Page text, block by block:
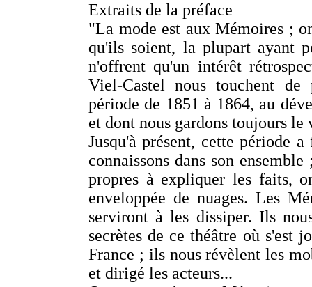
Extraits de la préface
"La mode est aux Mémoires ;
qu'ils soient, la plupart ayant
n'offrent qu'un intérêt
Viel-Castel nous touchent
période de 1851 à 1864, au
et dont nous gardons toujours le
Jusqu'à présent, cette période
connaissons dans son
propres à expliquer les faits,
enveloppée de nuages. Les
serviront à les dissiper. Ils
secrètes de ce théâtre où s'est
France ; ils nous révèlent les
et dirigé les acteurs...